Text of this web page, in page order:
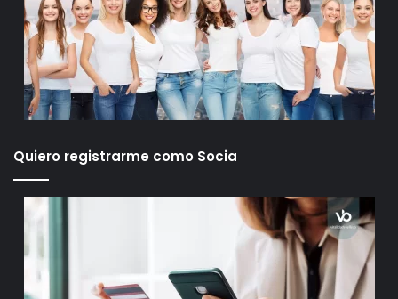
Quiero registrarme como Socia